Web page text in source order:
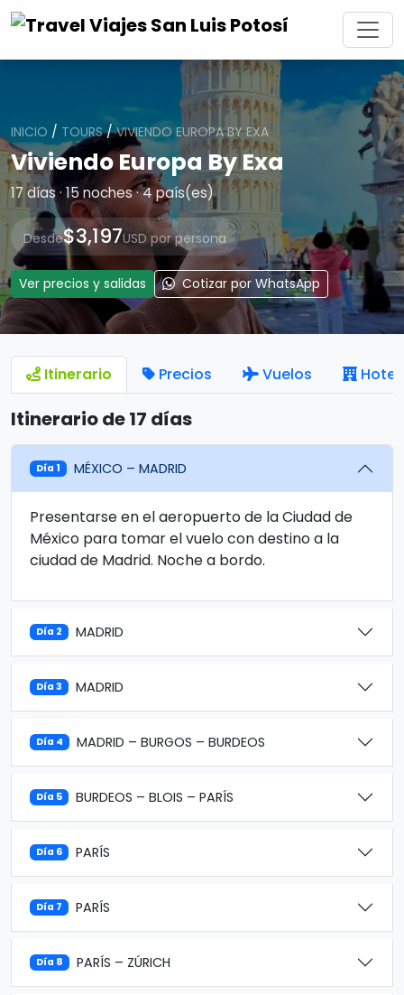
INICIO / TOURS/VIVIENDO EUROPA BY EXA
Viviendo Europa By Exa
17 días · 15 noches · 4 país(es)
Desde$3,197USD por persona
Ver precios y salidas Cotizar por WhatsApp
Itinerario Precios Vuelos
Itinerario de 17 días
Día 1 MÉXICO – MADRID
Presentarse en el aeropuerto de la Ciudad de
México para tomar el vuelo con destino a la
ciudad de Madrid. Noche a bordo.
Día 2 MADRID
Día 3 MADRID
Día 4 MADRID – BURGOS – BURDEOS
Día 5 BURDEOS – BLOIS – PARÍS
Día 6 PARÍS
Día 7 PARÍS
Día 8 PARÍS – ZÚRICH